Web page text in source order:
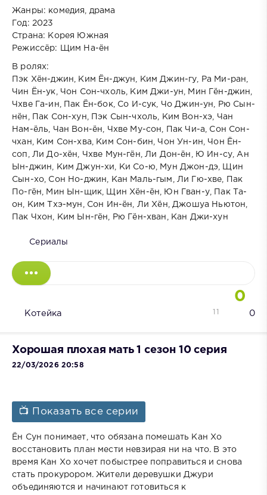
Жанры: комедия, драма
Год: 2023
Страна: Корея Южная
Режиссёр: Щим На-ён
В ролях:
Пэк Хён-джин, Ким Ён-джун, Ким Джин-гу, Ра Ми-ран,
Чин Ён-ук, Чон Сон-чхоль, Ким Джи-ун, Мин Гён-джин,
Чхве Га-ин, Пак Ён-бок, Со И-сук, Чо Джин-ун, Рю Сын-
нён, Пак Сон-хун, Пэк Сын-чхоль, Ким Вон-хэ, Чан
Нам-ёль, Чан Вон-ён, Чхве Му-сон, Пак Чи-а, Сон Сон-
чхан, Ким Сон-хва, Ким Сон-бин, Чон Ун-ин, Чон Ён-
соп, Ли До-хён, Чхве Мун-гён, Ли Дон-ён, Ю Ин-су, Ан
Ын-джин, Ким Джун-хи, Ки Со-ю, Мун Джон-дэ, Щин
Сын-хо, Сон Но-джин, Кан Маль-гым, Ли Гю-хве, Пак
По-гён, Мин Ын-щик, Щин Хён-ён, Юн Гван-у, Пак Та-
он, Ким Тхэ-мун, Сон Ин-ён, Ли Хён, Джошуа Ньютон,
Пак Чхон, Ким Ын-гён, Рю Гён-хван, Кан Джи-хун
Сериалы
0
Котейка 0
11
Хорошая плохая мать 1 сезон 10 серия
22/03/2026 20:58
📺 Показать все серии
Ён Сун понимает, что обязана помешать Кан Хо
восстановить план мести невзирая ни на что. В это
время Кан Хо хочет побыстрее поправиться и снова
стать прокурором. Жители деревушки Джури
объединяются и начинают готовиться к